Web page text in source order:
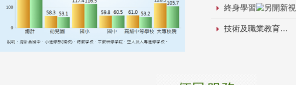
終身學習
技術及職業教育